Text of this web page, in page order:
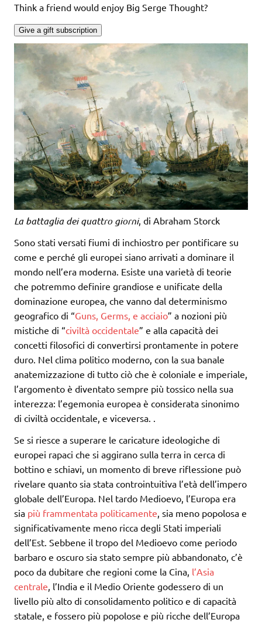
Think a friend would enjoy Big Serge Thought?
Give a gift subscription
La battaglia dei quattro giorni, di Abraham Storck
Sono stati versati fiumi di inchiostro per pontificare su
come e perché gli europei siano arrivati a dominare il
mondo nell’era moderna. Esiste una varietà di teorie
che potremmo definire grandiose e unificate della
dominazione europea, che vanno dal determinismo
geografico di “Guns, Germs, e acciaio” a nozioni più
mistiche di “civiltà occidentale” e alla capacità dei
concetti filosofici di convertirsi prontamente in potere
duro. Nel clima politico moderno, con la sua banale
anatemizzazione di tutto ciò che è coloniale e imperiale,
l’argomento è diventato sempre più tossico nella sua
interezza: l’egemonia europea è considerata sinonimo
di civiltà occidentale, e viceversa.
Se si riesce a superare le caricature ideologiche di
europei rapaci che si aggirano sulla terra in cerca di
bottino e schiavi, un momento di breve riflessione può
rivelare quanto sia stata controintuitiva l’età dell’impero
globale dell’Europa. Nel tardo Medioevo, l’Europa era
sia più frammentata politicamente , sia meno popolosa e
significativamente meno ricca degli Stati imperiali
dell’Est. Sebbene il tropo del Medioevo come periodo
barbaro e oscuro sia stato sempre più abbandonato, c’è
poco da dubitare che regioni come la Cina, l’Asia
centrale , l’India e il Medio Oriente godessero di un
livello più alto di consolidamento politico e di capacità
statale, e fossero più popolose e più ricche dell’Europa